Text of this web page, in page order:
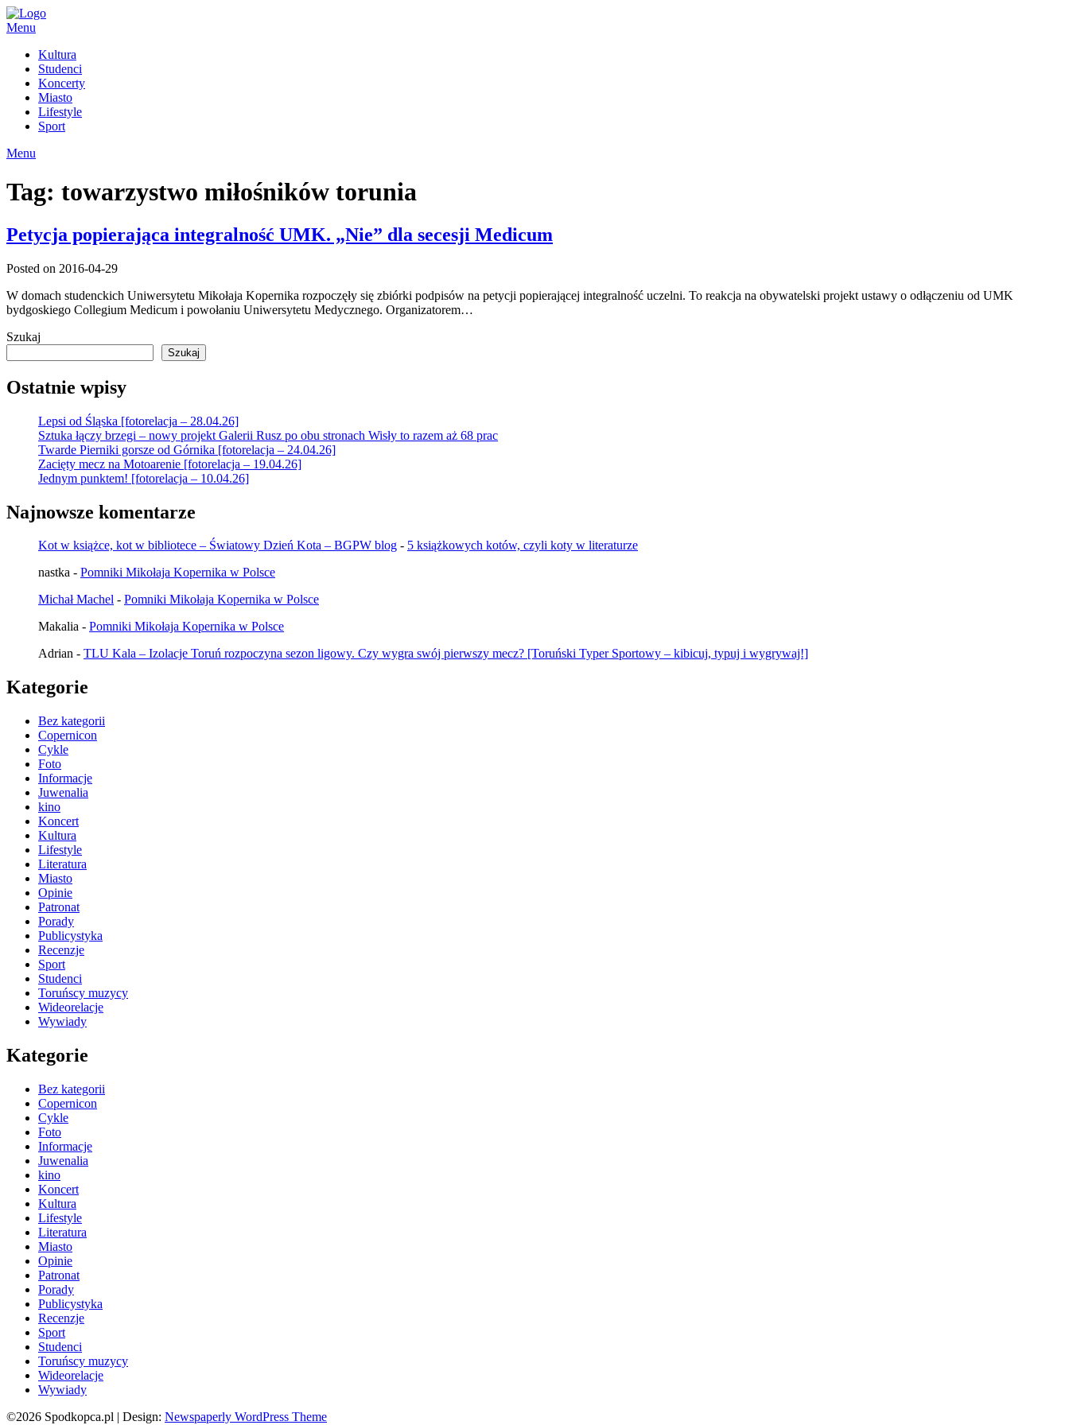
Skip
to
Menu
Kultura
Studenci
Koncerty
Miasto
Lifestyle
Sport
Menu
Tag: towarzystwo miłośników torunia
Petycja popierająca integralność UMK. „Nie” dla secesji Medicum
Posted on 2016-04-29
W domach studenckich Uniwersytetu Mikołaja Kopernika rozpoczęły się zbiórki podpisów na petycji popierającej integralność uczelni. To reakcja na obywatelski projekt ustawy o odłączeniu od UMK
bydgoskiego Collegium Medicum i powołaniu Uniwersytetu Medycznego. Organizatorem…
Szukaj
Szukaj
Ostatnie wpisy
Lepsi od Śląska [fotorelacja – 28.04.26]
Sztuka łączy brzegi – nowy projekt Galerii Rusz po obu stronach Wisły to razem aż 68 prac
Twarde Pierniki gorsze od Górnika [fotorelacja – 24.04.26]
Zacięty mecz na Motoarenie [fotorelacja – 19.04.26]
Jednym punktem! [fotorelacja – 10.04.26]
Najnowsze komentarze
Kot w książce, kot w bibliotece – Światowy Dzień Kota – BGPW blog - 5 książkowych kotów, czyli koty w literaturze
nastka - Pomniki Mikołaja Kopernika w Polsce
Michał Machel - Pomniki Mikołaja Kopernika w Polsce
Makalia - Pomniki Mikołaja Kopernika w Polsce
Adrian - TLU Kala – Izolacje Toruń rozpoczyna sezon ligowy. Czy wygra swój pierwszy mecz? [Toruński Typer Sportowy – kibicuj, typuj i wygrywaj!]
Kategorie
Bez kategorii
Copernicon
Cykle
Foto
Informacje
Juwenalia
kino
Koncert
Kultura
Lifestyle
Literatura
Miasto
Opinie
Patronat
Porady
Publicystyka
Recenzje
Sport
Studenci
Toruńscy muzycy
Wideorelacje
Wywiady
Kategorie
Bez kategorii
Copernicon
Cykle
Foto
Informacje
Juwenalia
kino
Koncert
Kultura
Lifestyle
Literatura
Miasto
Opinie
Patronat
Porady
Publicystyka
Recenzje
Sport
Studenci
Toruńscy muzycy
Wideorelacje
Wywiady
©2026 Spodkopca.pl | Design: Newspaperly WordPress Theme